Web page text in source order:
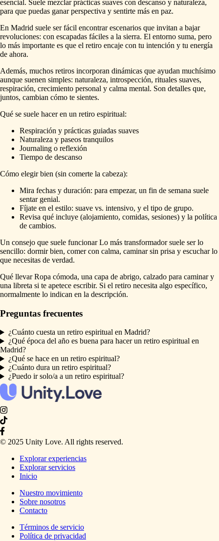
esencial. Suele mezclar prácticas suaves con descanso y naturaleza,
para que puedas ganar perspectiva y sentirte más en paz.
En Madrid suele ser fácil encontrar escenarios que invitan a bajar
revoluciones: con escapadas fáciles a la sierra. El entorno suma, pero
lo más importante es que el retiro encaje con tu intención y tu energía
de ahora.
Además, muchos retiros incorporan dinámicas que ayudan muchísimo
aunque suenen simples: naturaleza, introspección, rituales suaves,
respiración, crecimiento personal y calma mental. Son detalles que,
juntos, cambian cómo te sientes.
Qué se suele hacer en un retiro espiritual:
Respiración y prácticas guiadas suaves
Naturaleza y paseos tranquilos
Journaling o reflexión
Tiempo de descanso
Cómo elegir bien (sin comerte la cabeza):
Mira fechas y duración: para empezar, un fin de semana suele
sentar genial.
Fíjate en el estilo: suave vs. intensivo, y el tipo de grupo.
Revisa qué incluye (alojamiento, comidas, sesiones) y la política
de cambios.
Un consejo que suele funcionar Lo más transformador suele ser lo
sencillo: dormir bien, comer con calma, caminar sin prisa y escuchar lo
que necesitas de verdad.
Qué llevar Ropa cómoda, una capa de abrigo, calzado para caminar y
una libreta si te apetece escribir. Si el retiro necesita algo específico,
normalmente lo indican en la descripción.
Preguntas frecuentes
¿Cuánto cuesta un retiro espiritual en Madrid?
¿Qué época del año es buena para hacer un retiro espiritual en
Madrid?
¿Qué se hace en un retiro espiritual?
¿Cuánto dura un retiro espiritual?
¿Puedo ir solo/a a un retiro espiritual?
© 2025 Unity Love. All rights reserved.
Explorar experiencias
Explorar servicios
Inicio
Nuestro movimiento
Sobre nosotros
Contacto
Términos de servicio
Política de privacidad